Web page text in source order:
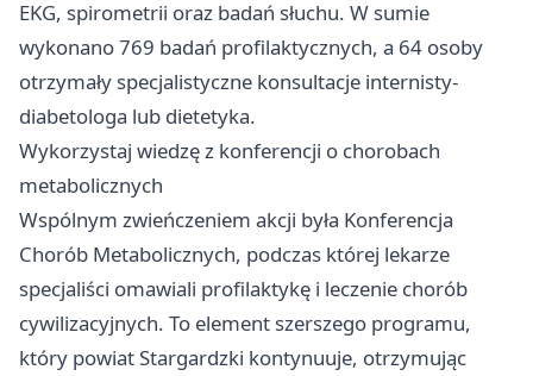
EKG, spirometrii oraz badań słuchu. W sumie
wykonano 769 badań profilaktycznych, a 64 osoby
otrzymały specjalistyczne konsultacje internisty-
diabetologa lub dietetyka.
Wykorzystaj wiedzę z konferencji o chorobach
metabolicznych
Wspólnym zwieńczeniem akcji była Konferencja
Chorób Metabolicznych, podczas której lekarze
specjaliści omawiali profilaktykę i leczenie chorób
cywilizacyjnych. To element szerszego programu,
który powiat Stargardzki kontynuuje, otrzymując